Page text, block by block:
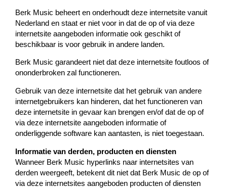
Berk Music beheert en onderhoudt deze internetsite vanuit
Nederland en staat er niet voor in dat de op of via deze
internetsite aangeboden informatie ook geschikt of
beschikbaar is voor gebruik in andere landen.
Berk Music garandeert niet dat deze internetsite foutloos of
ononderbroken zal functioneren.
Gebruik van deze internetsite dat het gebruik van andere
internetgebruikers kan hinderen, dat het functioneren van
deze internetsite in gevaar kan brengen en/of dat de op of
via deze internetsite aangeboden informatie of
onderliggende software kan aantasten, is niet toegestaan.
Informatie van derden, producten en diensten
Wanneer Berk Music hyperlinks naar internetsites van
derden weergeeft, betekent dit niet dat Berk Music de op of
via deze internetsites aangeboden producten of diensten